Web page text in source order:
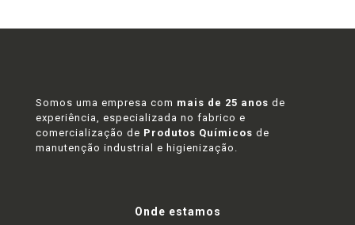
Somos uma empresa com mais de 25 anos de
experiência, especializada no fabrico e
comercialização de Produtos Químicos de
manutenção industrial e higienização.
Onde estamos